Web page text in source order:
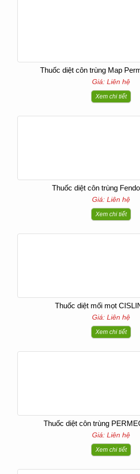
Thuốc diệt côn trùng Map
Giá: Liên hệ
Xem chi tiết
Thuốc diệt côn trùng
Giá: Liên hệ
Xem chi tiết
Thuốc diệt mối mọt
Giá: Liên hệ
Xem chi tiết
Thuốc diệt côn trùng
Giá: Liên hệ
Xem chi tiết